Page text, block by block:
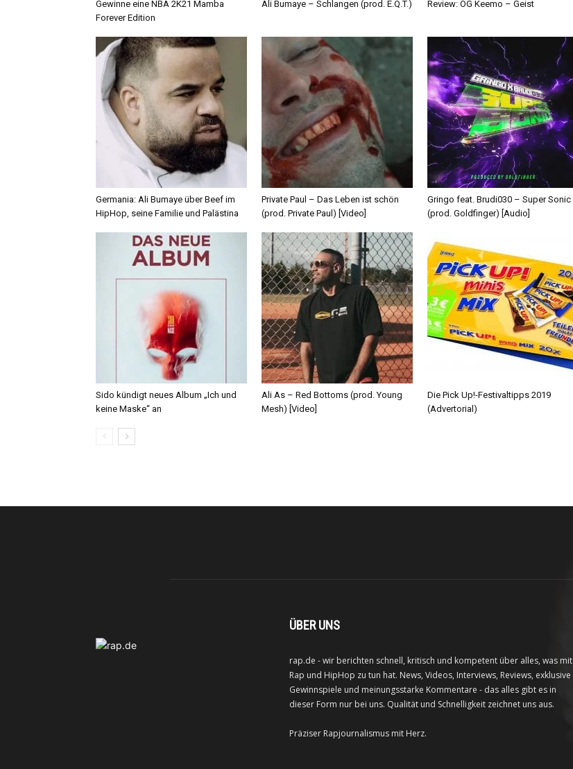
Gewinne eine NBA 2K21 Mamba
Forever Edition
Ali Bumaye – Schlangen (prod. E.Q.T.) Review: OG Keemo – Geist
Germania: Ali Bumaye über Beef im
HipHop, seine Familie und Palästina
Private Paul – Das Leben ist schön
(prod. Private Paul) [Video]
Gringo feat. Brudi030 – Super Sonic
(prod. Goldfinger) [Audio]
Sido kündigt neues Album „Ich und
keine Maske“ an
Ali As – Red Bottoms (prod. Young
Mesh) [Video]
Die Pick Up!-Festivaltipps 2019
(Advertorial)
ÜBER UNS
rap.de - wir berichten schnell, kritisch und kompetent über alles, was mit
Rap und HipHop zu tun hat. News, Videos, Interviews, Reviews, exklusive
Gewinnspiele und meinungsstarke Kommentare - das alles gibt es in
dieser Form nur bei uns. Qualität und Schnelligkeit zeichnet uns aus.
Präziser Rapjournalismus mit Herz.